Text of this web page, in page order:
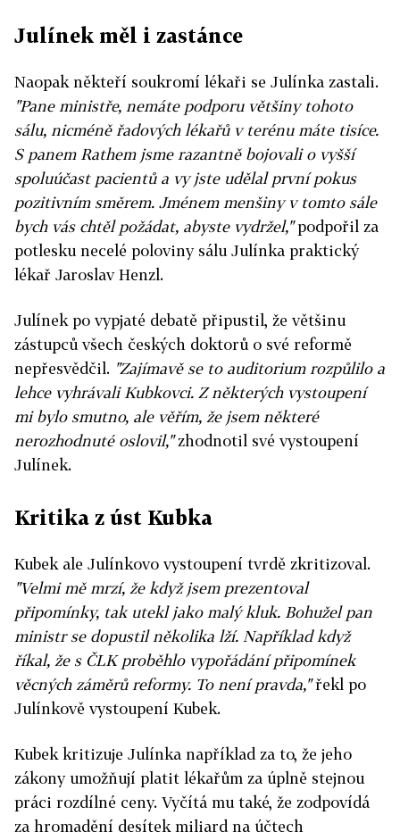
Julínek měl i zastánce
Naopak někteří soukromí lékaři se Julínka zastali.
"Pane ministře, nemáte podporu většiny tohoto
sálu, nicméně řadových lékařů v terénu máte tisíce.
S panem Rathem jsme razantně bojovali o vyšší
spoluúčast pacientů a vy jste udělal první pokus
pozitivním směrem. Jménem menšiny v tomto sále
bych vás chtěl požádat, abyste vydržel,"podpořil za
potlesku necelé poloviny sálu Julínka praktický
lékař Jaroslav Henzl.
Julínek po vypjaté debatě připustil, že většinu
zástupců všech českých doktorů o své reformě
nepřesvědčil. "Zajímavě se to auditorium rozpůlilo a
lehce vyhrávali Kubkovci. Z některých vystoupení
mi bylo smutno, ale věřím, že jsem některé
nerozhodnuté oslovil,"zhodnotil své vystoupení
Julínek.
Kritika z úst Kubka
Kubek ale Julínkovo vystoupení tvrdě zkritizoval.
"Velmi mě mrzí, že když jsem prezentoval
připomínky, tak utekl jako malý kluk. Bohužel pan
ministr se dopustil několika lží. Například když
říkal, že s ČLK proběhlo vypořádání připomínek
věcných záměrů reformy. To není pravda,"řekl po
Julínkově vystoupení Kubek.
Kubek kritizuje Julínka například za to, že jeho
zákony umožňují platit lékařům za úplně stejnou
práci rozdílné ceny. Vyčítá mu také, že zodpovídá
za hromadění desítek miliard na účtech